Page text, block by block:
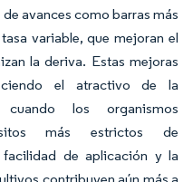
avances como barras más
variable, que mejoran el
la deriva. Estas mejoras
el atractivo de la
los organismos
más estrictos de
facilidad de aplicación y la